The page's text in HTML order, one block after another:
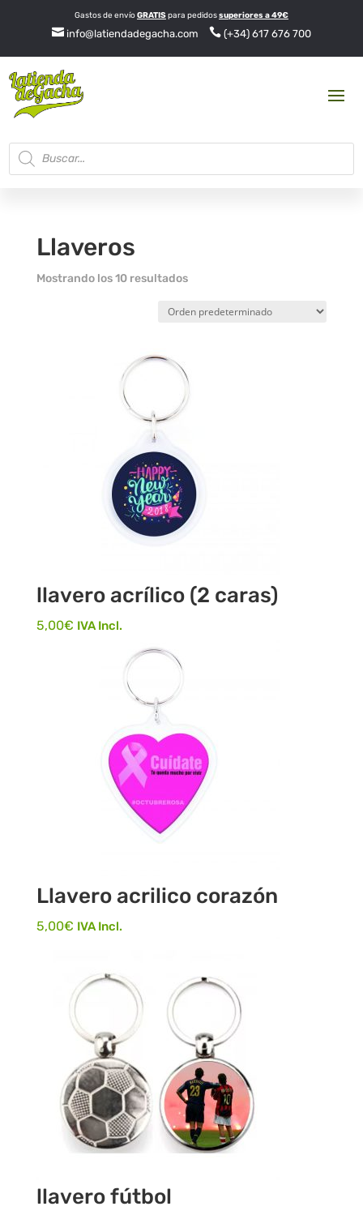
Gastos de envíoGRATISpara pedidossuperiores a 49€
info@latiendadegacha.com (+34) 617 676 700
Búsqueda
de
productos
Llaveros
Mostrando los 10 resultados
llavero acrílico (2 caras)
5,00€ IVA Incl.
Llavero acrilico corazón
5,00€ IVA Incl.
llavero fútbol